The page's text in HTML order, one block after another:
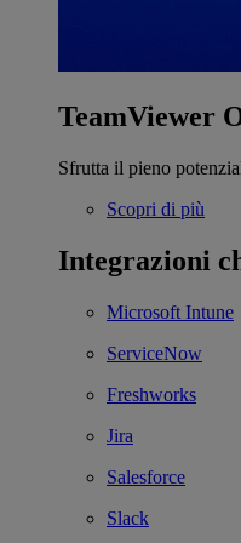
TeamViewer
Sfrutta il pieno
Scopri di più
Integrazioni
Microsoft Intune
ServiceNow
Freshworks
Jira
Salesforce
Slack